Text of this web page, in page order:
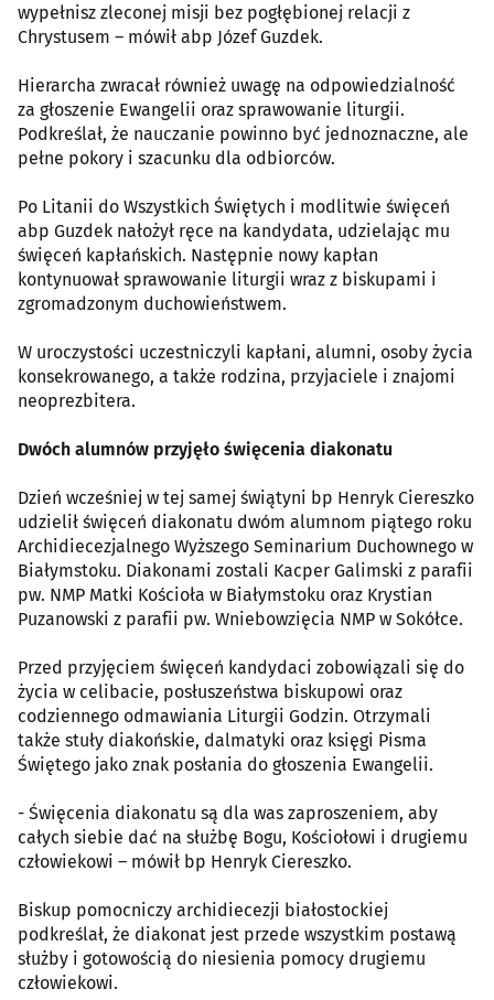
wypełnisz zleconej misji bez pogłębionej relacji z
Chrystusem – mówił abp Józef Guzdek.
Hierarcha zwracał również uwagę na odpowiedzialność
za głoszenie Ewangelii oraz sprawowanie liturgii.
Podkreślał, że nauczanie powinno być jednoznaczne, ale
pełne pokory i szacunku dla odbiorców.
Po Litanii do Wszystkich Świętych i modlitwie święceń
abp Guzdek nałożył ręce na kandydata, udzielając mu
święceń kapłańskich. Następnie nowy kapłan
kontynuował sprawowanie liturgii wraz z biskupami i
zgromadzonym duchowieństwem.
W uroczystości uczestniczyli kapłani, alumni, osoby życia
konsekrowanego, a także rodzina, przyjaciele i znajomi
neoprezbitera.
Dwóch alumnów przyjęło święcenia diakonatu
Dzień wcześniej w tej samej świątyni bp Henryk Ciereszko
udzielił święceń diakonatu dwóm alumnom piątego roku
Archidiecezjalnego Wyższego Seminarium Duchownego w
Białymstoku. Diakonami zostali Kacper Galimski z parafii
pw. NMP Matki Kościoła w Białymstoku oraz Krystian
Puzanowski z parafii pw. Wniebowzięcia NMP w Sokółce.
Przed przyjęciem święceń kandydaci zobowiązali się do
życia w celibacie, posłuszeństwa biskupowi oraz
codziennego odmawiania Liturgii Godzin. Otrzymali
także stuły diakońskie, dalmatyki oraz księgi Pisma
Świętego jako znak posłania do głoszenia Ewangelii.
- Święcenia diakonatu są dla was zaproszeniem, aby
całych siebie dać na służbę Bogu, Kościołowi i drugiemu
człowiekowi – mówił bp Henryk Ciereszko.
Biskup pomocniczy archidiecezji białostockiej
podkreślał, że diakonat jest przede wszystkim postawą
służby i gotowością do niesienia pomocy drugiemu
człowiekowi.